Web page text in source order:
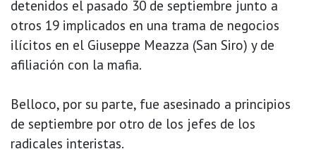
detenidos el pasado 30 de septiembre junto a
otros 19 implicados en una trama de negocios
ilícitos en el Giuseppe Meazza (San Siro) y de
afiliación con la mafia.
Belloco, por su parte, fue asesinado a principios
de septiembre por otro de los jefes de los
radicales interistas.